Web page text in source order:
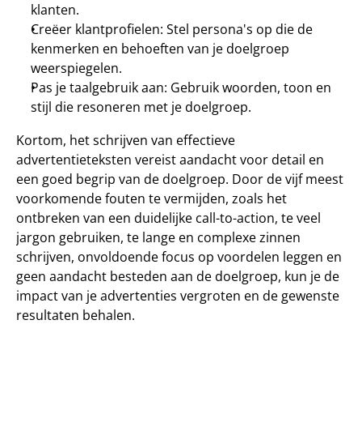
klanten.
Creëer klantprofielen: Stel persona's op die de
kenmerken en behoeften van je doelgroep
weerspiegelen.
Pas je taalgebruik aan: Gebruik woorden, toon en
stijl die resoneren met je doelgroep.
Kortom, het schrijven van effectieve
advertentieteksten vereist aandacht voor detail en
een goed begrip van de doelgroep. Door de vijf meest
voorkomende fouten te vermijden, zoals het
ontbreken van een duidelijke call-to-action, te veel
jargon gebruiken, te lange en complexe zinnen
schrijven, onvoldoende focus op voordelen leggen en
geen aandacht besteden aan de doelgroep, kun je de
impact van je advertenties vergroten en de gewenste
resultaten behalen.